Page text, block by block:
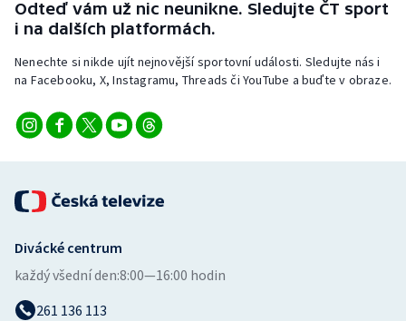
Odteď vám už nic neunikne. Sledujte ČT sport
i na dalších platformách.
Nenechte si nikde ujít nejnovější sportovní události. Sledujte nás i
na Facebooku, X, Instagramu, Threads či YouTube a buďte v obraze.
Divácké centrum
každý všední den:8:00—16:00 hodin
261 136 113